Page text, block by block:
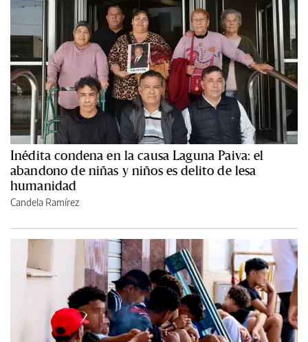
Inédita condena en la causa Laguna Paiva: el
abandono de niñas y niños es delito de lesa
humanidad
Candela Ramírez